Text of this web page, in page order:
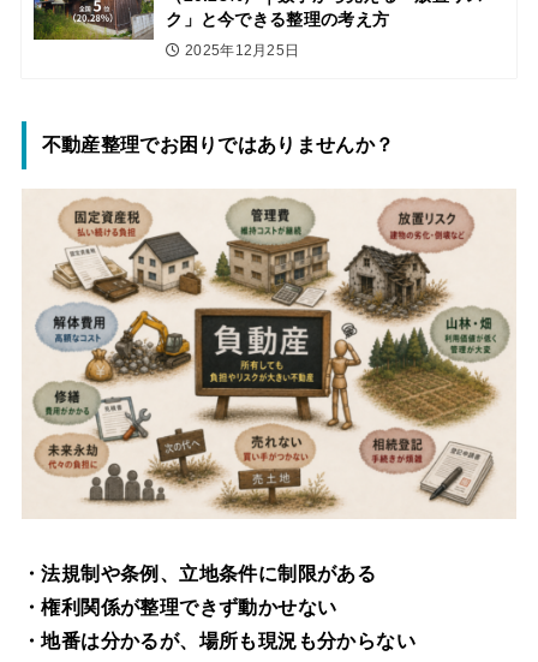
ク」と今できる整理の考え方
2025年12月25日
不動産整理でお困りではありませんか？
・法規制や条例、立地条件に制限がある
・権利関係が整理できず動かせない
・地番は分かるが、場所も現況も分からない